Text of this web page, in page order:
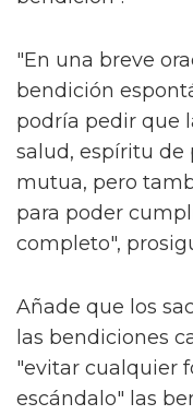
"En una breve
bendición
podría pedir que
salud, espíritu de
mutua, pero
para poder
completo",
Añade que los
las bendiciones
"evitar cualquier
escándalo" las